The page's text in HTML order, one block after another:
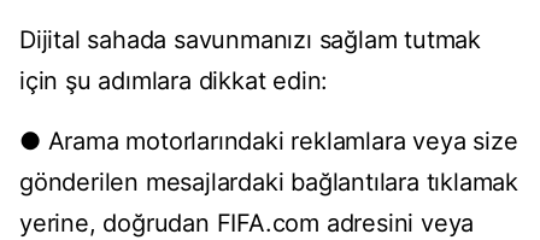
Dijital sahada savunmanızı sağlam tutmak
için şu adımlara dikkat edin:
● Arama motorlarındaki reklamlara veya size
gönderilen mesajlardaki bağlantılara tıklamak
yerine, doğrudan FIFA.com adresini veya